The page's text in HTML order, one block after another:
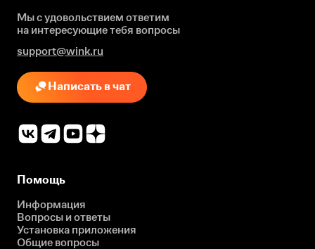
Мы с удовольствием ответим
на интересующиетебя вопросы
support@wink.ru
Написать в чат
Помощь
Информация
Вопросы и ответы
Установка приложения
Общие вопросы